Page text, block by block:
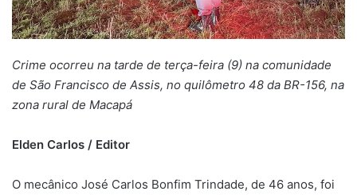
Crime ocorreu na tarde de terça-feira (9) na comunidade
de São Francisco de Assis, no quilômetro 48 da BR-156, na
zona rural de Macapá
Elden Carlos / Editor
O mecânico José Carlos Bonfim Trindade, de 46 anos, foi